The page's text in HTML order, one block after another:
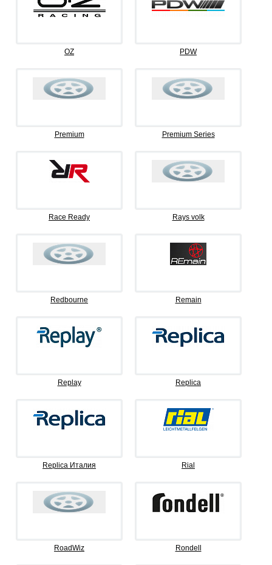
OZ PDW
Premium Premium Series
Race Ready Rays volk
Redbourne Remain
Replay Replica
Replica Италия Rial
RoadWiz Rondell